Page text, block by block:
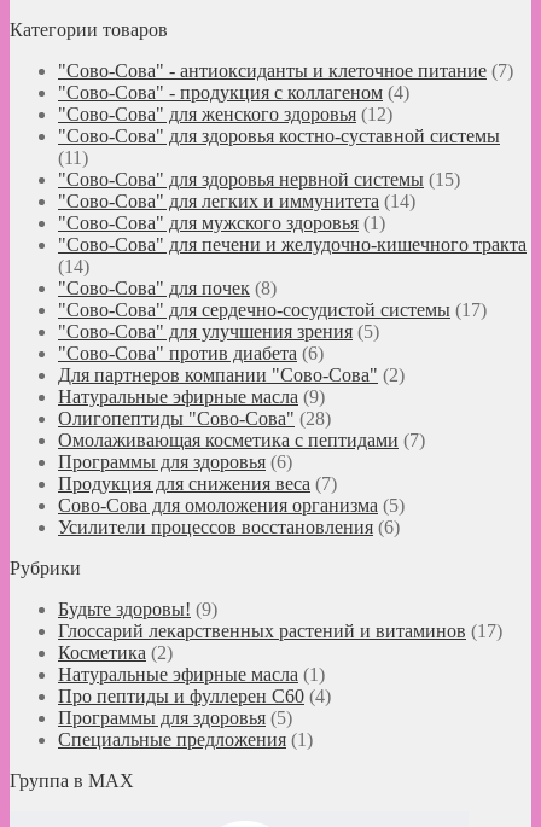
Категории товаров
"Сово-Сова" - антиоксиданты и клеточное питание (7)
"Сово-Сова" - продукция с коллагеном (4)
"Сово-Сова" для женского здоровья (12)
"Сово-Сова" для здоровья костно-суставной системы
(11)
"Сово-Сова" для здоровья нервной системы (15)
"Сово-Сова" для легких и иммунитета (14)
"Сово-Сова" для мужского здоровья (1)
"Сово-Сова" для печени и желудочно-кишечного тракта
(14)
"Сово-Сова" для почек (8)
"Сово-Сова" для сердечно-сосудистой системы (17)
"Сово-Сова" для улучшения зрения (5)
"Сово-Сова" против диабета (6)
Для партнеров компании "Сово-Сова" (2)
Натуральные эфирные масла (9)
Олигопептиды "Сово-Сова" (28)
Омолаживающая косметика с пептидами (7)
Программы для здоровья (6)
Продукция для снижения веса (7)
Сово-Сова для омоложения организма (5)
Усилители процессов восстановления (6)
Рубрики
Будьте здоровы! (9)
Глоссарий лекарственных растений и витаминов (17)
Косметика (2)
Натуральные эфирные масла (1)
Про пептиды и фуллерен C60 (4)
Программы для здоровья (5)
Специальные предложения (1)
Группа в MAX